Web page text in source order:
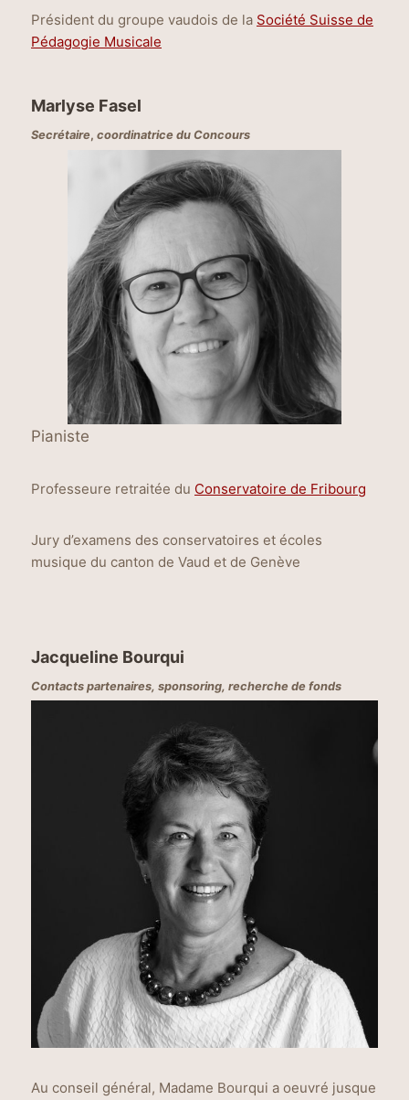
Président du groupe vaudois de la Société Suisse de
Pédagogie Musicale
Marlyse Fasel
Secrétaire, coordinatrice du Concours
Pianiste
Professeure retraitée du Conservatoire de Fribourg
Jury d’examens des conservatoires et écoles
musique du canton de Vaud et de Genève
Jacqueline Bourqui
Contacts partenaires, sponsoring, recherche de fonds
Au conseil général, Madame Bourqui a oeuvré jusque